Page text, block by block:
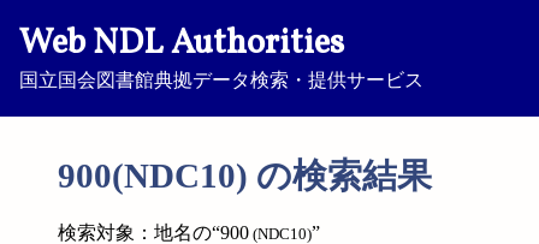
Web NDL Authorities
国立国会図書館典拠データ検索・提供サービス
900(NDC10) の検索結果
検索対象：地名の“900 (NDC10)”